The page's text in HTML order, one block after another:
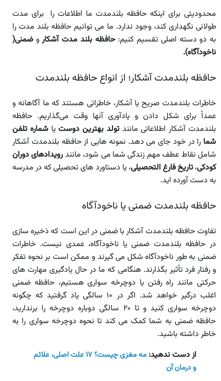
محدودیتی برای اینکه حافظه بلندمدت ما اطلاعات را برای مدت
طولانی نگهداری کند، وجود ندارد. ما می توانیم حافظه بلند مدت را
به دو دسته اصلی تقسیم کنیم:حافظه بلند مدت آشکاروضمنی(
ناخودآگاه).
حافظه بلندمدت آشکار؛ از انواع حافظه بلندمدت
خاطرات بلندمدت صریح یا آشکار، خاطراتی هستند که ما آگاهانه و
عمداً برای شکل دادن و یادآوری آنها وقت می‌گذاریم. حافظه
بلندمدت آشکار اطلاعاتی مانند تولد بهترین دوستیاشماره تلفن
شما را در خود جای می دهد. نمونه هایی از حافظه بلندمدت آشکار
شامل نقاط عطف مهم زندگی شما می شود، مانندرویدادهای دوران
کودکی،تاریخ فارغ التحصیلی، یا دستاورد های تحصیلی که در مدرسه
به دست آورده اید.
حافظه بلندمدت ضمنی یا ناخودآگاه
تفاوت حافظه بلندمدت آشکار با ضمنی در این است که ذخیره سازی
در حافظه بلندمدت ضمنی یا ناخودآگاه، عمدی نیست. خاطرات
ضمنی به طور ناخودآگاه شکل می گیرند و ممکن است بر نحوه تفکر
و رفتار فرد تأثیر بگذارند. هنگامی که ما در حال یادگیری مهارت های
حرکتی مانند راه رفتن یا دوچرخه سواری هستیم، حافظه ضمنی
اغلب درگیر خواهد شد. اگر در ۱۰ سالگی یاد گرفتید که چگونه
دوچرخه سواری کنید و تا ۲۰ سالگی دوباره دوچرخه را برندارید،
حافظه ضمنی به شما کمک می کند تا نحوه دوچرخه سواری را به
خاطر داشته باشید.
از دست ندهید:
مه مغزی چیست؟ ۱۷ علت اصلی، علائم
و درمان آن